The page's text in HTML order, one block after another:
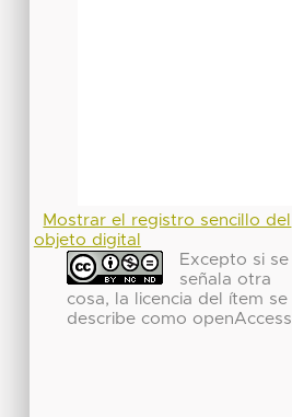
Mostrar el registro sencillo del
objeto digital
Excepto si se
señala otra
cosa, la licencia del ítem se
describe como openAccess